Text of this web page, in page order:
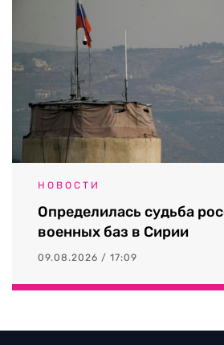
НОВОСТИ
Определилась судьба
военных баз в Сирии
09.08.2026 / 17:09